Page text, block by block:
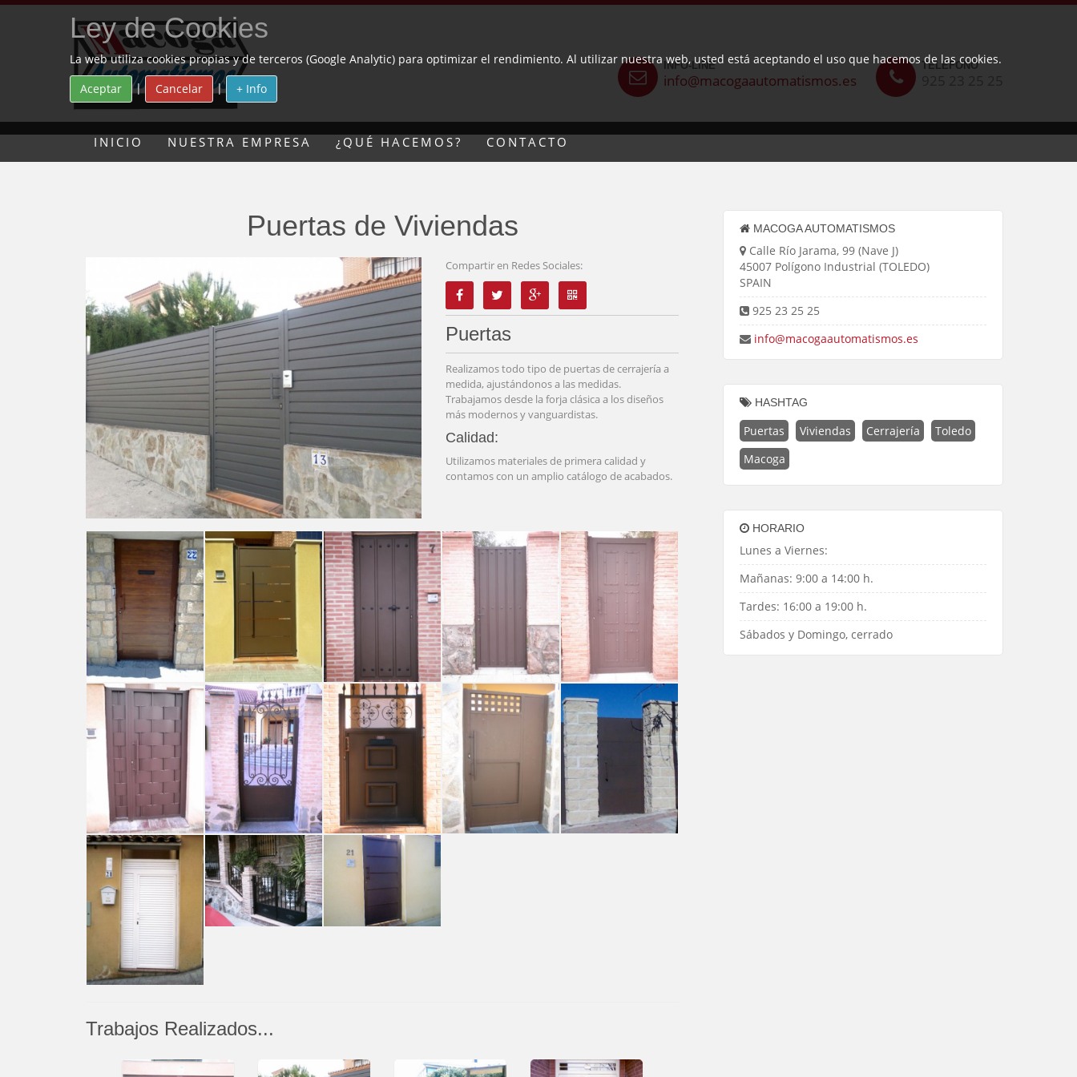
INFO-LINE
info@macogaautomatismos.es
TELÉFONO
INICIO NUESTRA EMPRESA ¿QUÉ HACEMOS? CONTACTO
Puertas de Viviendas
Compartir en Redes Sociales:
Puertas
Realizamos todo tipo de puertas de cerrajería a
medida, ajustándonos a las medidas.
Trabajamos desde la forja clásica a los diseños
más modernos y vanguardistas.
Calidad:
Utilizamos materiales de primera calidad y
contamos con un amplio catálogo de acabados.
Trabajos Realizados...
MACOGA AUTOMATISMOS
Calle Río Jarama, 99 (Nave J)
45007 Polígono Industrial (TOLEDO)
SPAIN
925 23 25 25
info@macogaautomatismos.es
HASHTAG
Puertas Viviendas Cerrajería
Toledo
Macoga
HORARIO
Lunes a Viernes:
Mañanas: 9:00 a 14:00 h.
Tardes: 16:00 a 19:00 h.
Sábados y Domingo, cerrado
Ley de Cookies
La web utiliza cookies propias y de terceros (Google Analytic) para optimizar el rendimiento. Al utilizar nuestra web, usted está aceptando el uso que hacemos de las cookies.
Aceptar
| Cancelar | + Info